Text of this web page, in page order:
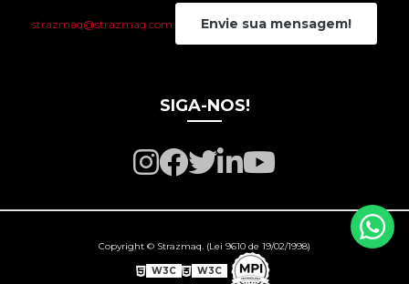
strazmaq@strazmaq.com Envie sua mensagem!
SIGA-NOS!
Copyright © Strazmaq. (Lei 9610 de 19/02/1998)
W3C W3C